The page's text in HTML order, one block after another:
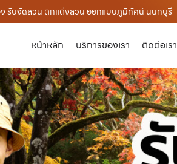
รับจัดสวน ตกแต่งสวน ออกแบบภูมิทัศน์ นนทบุรี
หน้าหลัก บริการของเรา ติดต่อเรา